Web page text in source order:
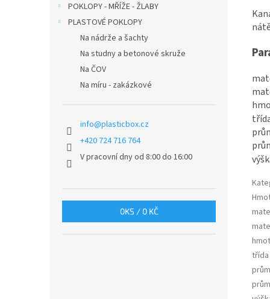
POKLOPY - MŘÍŽE - ŽLABY
PLASTOVÉ POKLOPY
Na nádrže a šachty
Na studny a betonové skruže
Na ČOV
Na míru - zakázkové
info@plasticbox.cz
+420 724 716 764
V pracovní dny od 8:00 do 16:00
0KS / 0 KČ